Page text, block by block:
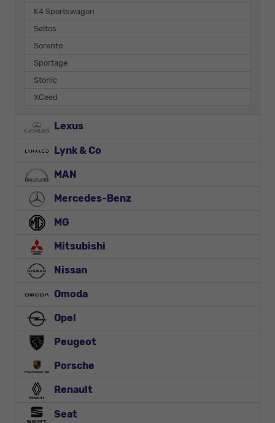
K4 Sportswagon
Seltos
Sorento
Sportage
Stonic
XCeed
Lexus
Lynk & Co
MAN
Mercedes-Benz
MG
Mitsubishi
Nissan
Omoda
Opel
Peugeot
Porsche
Renault
Seat